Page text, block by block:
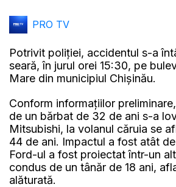
PRO TV
Potrivit poliției, accidentul s-a
seară, în jurul orei 15:30, pe
Mare din municipiul Chișinău.
Conform informațiilor
de un bărbat de 32 de ani s-a
Mitsubishi, la volanul căruia se
44 de ani. Impactul a fost atât
Ford-ul a fost proiectat într-un
condus de un tânăr de 18 ani,
alăturată.